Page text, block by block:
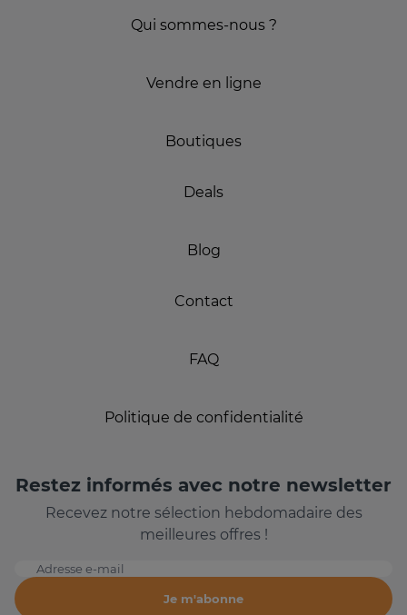
Qui sommes-nous ?
Vendre en ligne
Boutiques
Deals
Blog
Contact
FAQ
Politique de confidentialité
Restez informés avec notre newsletter
Recevez notre sélection hebdomadaire des
meilleures offres !
Adresse e-mail
Je m'abonne